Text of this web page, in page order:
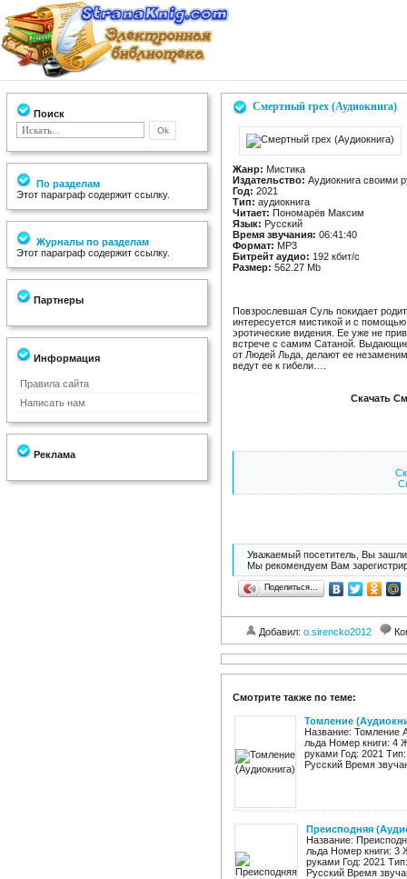
Поиск
По разделам
Этот параграф содержит ссылку.
Журналы по разделам
Этот параграф содержит ссылку.
Партнеры
Информация
Правила сайта
Написать нам
Реклама
Смертный грех (Аудиокнига)
Жанр: Мистика
Издательство: Aудиокнига своими
Год: 2021
Тип: аудиокнига
Читает: Пономарёв Максим
Язык: Русский
Время звучания: 06:41:40
Формат: MP3
Битрейт аудио: 192 кбит/c
Размер: 562.27 Mb
Повзрослевшая Суль покидает
интересуется мистикой и с
эротические видения. Ее уже не
встрече с самим Сатаной.
от Людей Льда, делают ее
ведут ее к гибели….
Скачать
Уважаемый посетитель, Вы зашли
Мы рекомендуем Вам
Поделиться…
Добавил: o.sirencko2012
Смотрите также по теме:
Томление
Название: Томление
льда Номер книги: 4
руками Год: 2021
Русский Время
Преисподняя
Название:
льда Номер книги: 3
руками Год: 2021
Русский Время